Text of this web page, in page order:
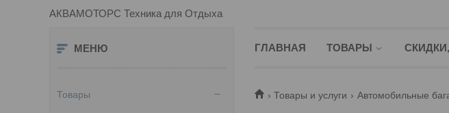
АКВАМОТОРС Техника для Отдыха
Товары
ГЛАВНАЯ ТОВАРЫ
Товары и услуги Автомобильные